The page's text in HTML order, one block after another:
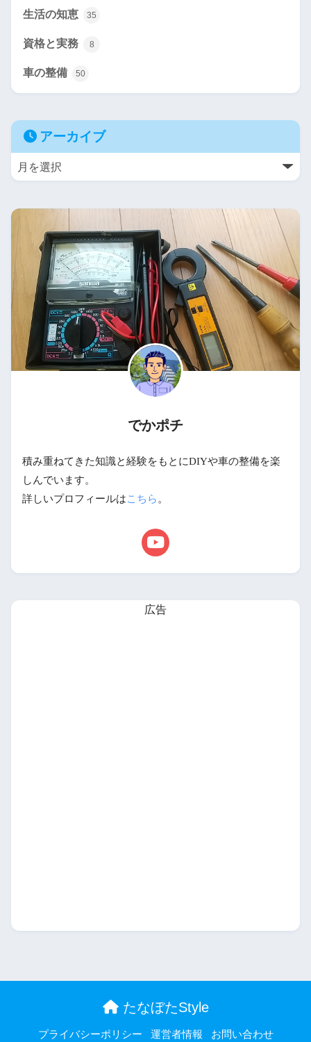
生活の知恵 35
資格と実務 8
車の整備 50
アーカイブ
でかポチ
積み重ねてきた知識と経験をもとにDIYや車の整備を楽
しんでいます。
詳しいプロフィールはこちら。
広告
たなぼたStyle
プライバシーポリシー 運営者情報 お問い合わせ